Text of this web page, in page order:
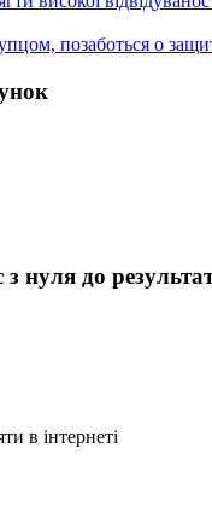
позаботься о
з нуля до
в інтернеті